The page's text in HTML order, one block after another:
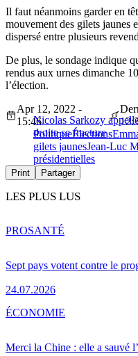
Il faut néanmoins garder en
mouvement des gilets jaunes
dispersé entre plusieurs
De plus, le sondage indique
rendus aux urnes dimanche
l’élection.
Nicolas Sarkozy
droite se fracture
Apr 12, 2022 -
15:46
PolitiqueÉlections
gilets jaunesJean-Luc
présidentielles
Print Partager
LES PLUS LUS
Sept pays votent contre le
24.07.2026
PROSANTÉ
Merci la Chine : elle a sauvé
ÉCONOMIE